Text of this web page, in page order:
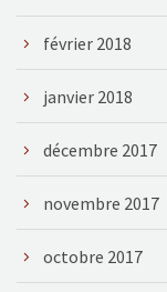
février 2018
janvier 2018
décembre 2017
novembre 2017
octobre 2017